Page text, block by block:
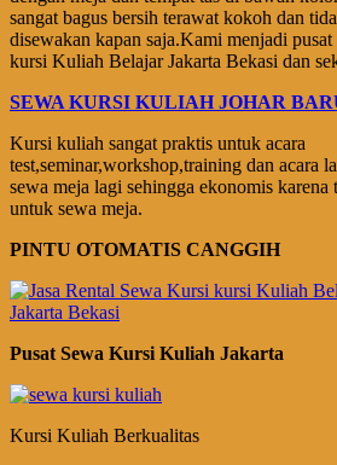
sangat bagus bersih terawat kokoh dan
disewakan kapan saja.Kami menjadi
kursi Kuliah Belajar Jakarta Bekasi dan
SEWA KURSI KULIAH JOHAR
Kursi kuliah sangat praktis untuk acara
test,seminar,workshop,training dan acara
sewa meja lagi sehingga ekonomis karena
untuk sewa meja.
PINTU OTOMATIS CANGGIH
Pusat Sewa Kursi Kuliah Jakarta
Kursi Kuliah Berkualitas